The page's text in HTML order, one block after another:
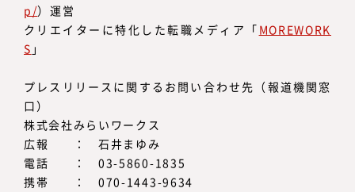
p/）運営
クリエイターに特化した転職メディア「 MOREWORK
S 」
プレスリリースに関するお問い合わせ先（報道機関窓
口）
株式会社みらいワークス
広報 ： 石井まゆみ
電話 ： 03-5860-1835
携帯 ： 070-1443-9634